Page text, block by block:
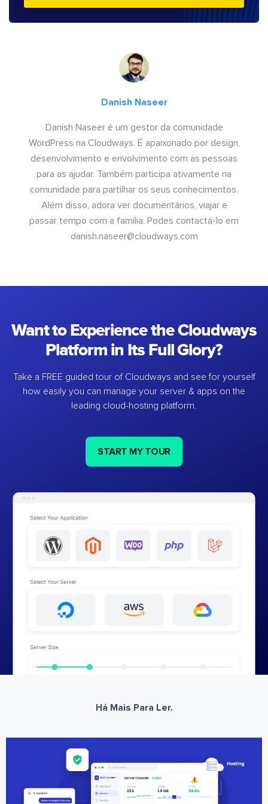
Danish Naseer
Danish Naseer é um gestor da comunidade
WordPress na Cloudways. É apaixonado por design,
desenvolvimento e envolvimento com as pessoas
para as ajudar. Também participa ativamente na
comunidade para partilhar os seus conhecimentos.
Além disso, adora ver documentários, viajar e
passar tempo com a família. Podes contactá-lo em
danish.naseer@cloudways.com
Want to Experience the Cloudways
Platform in Its Full Glory?
Take a FREE guided tour of Cloudways and see for yourself
how easily you can manage your server & apps on the
leading cloud-hosting platform.
START MY TOUR
Há Mais Para Ler.